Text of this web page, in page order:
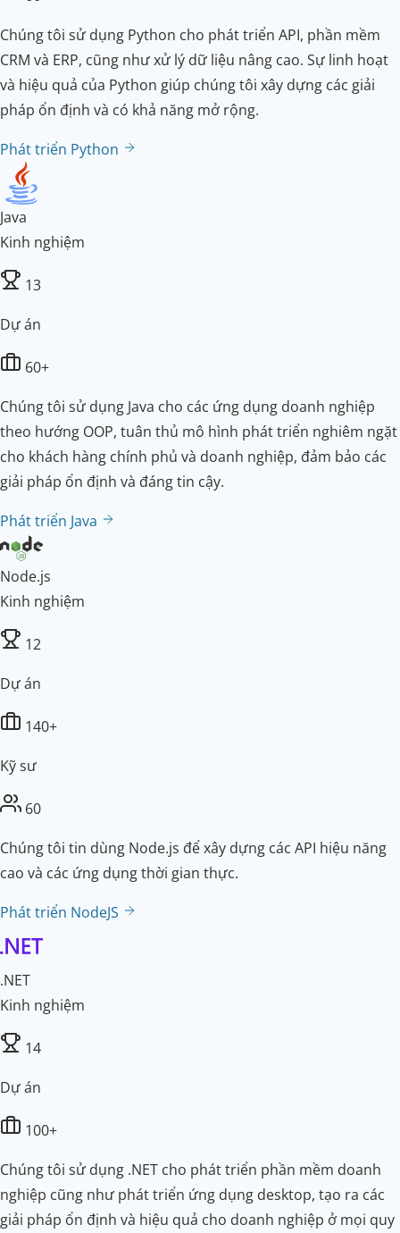
Chúng tôi sử dụng Python cho phát triển API, phần mềm
CRM và ERP, cũng như xử lý dữ liệu nâng cao. Sự linh hoạt
và hiệu quả của Python giúp chúng tôi xây dựng các giải
pháp ổn định và có khả năng mở rộng.
Phát triển Python
Java
Kinh nghiệm
13
Dự án
60+
Chúng tôi sử dụng Java cho các ứng dụng doanh nghiệp
theo hướng OOP, tuân thủ mô hình phát triển nghiêm ngặt
cho khách hàng chính phủ và doanh nghiệp, đảm bảo các
giải pháp ổn định và đáng tin cậy.
Phát triển Java
Node.js
Kinh nghiệm
12
Dự án
140+
Kỹ sư
60
Chúng tôi tin dùng Node.js để xây dựng các API hiệu năng
cao và các ứng dụng thời gian thực.
Phát triển NodeJS
.NET
Kinh nghiệm
14
Dự án
100+
Chúng tôi sử dụng .NET cho phát triển phần mềm doanh
nghiệp cũng như phát triển ứng dụng desktop, tạo ra các
giải pháp ổn định và hiệu quả cho doanh nghiệp ở mọi quy